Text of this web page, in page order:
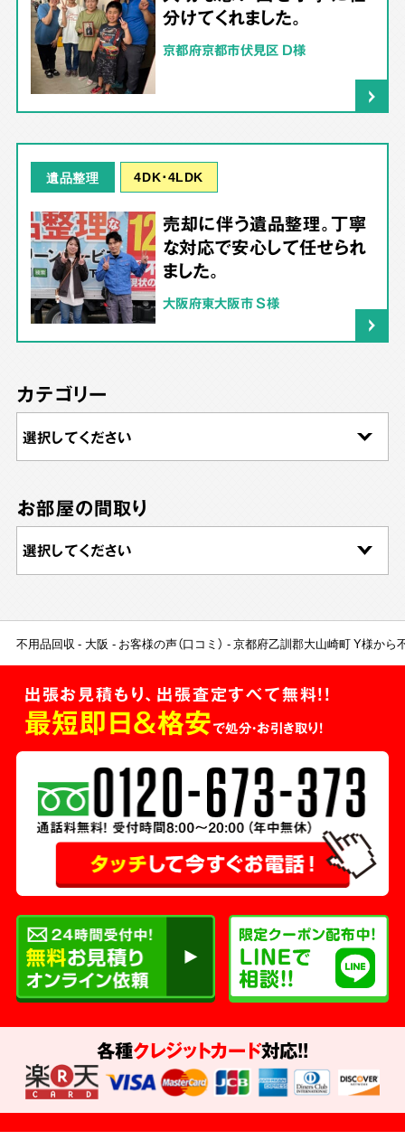
分けてくれました。
京都府京都市伏見区 D様
遺品整理 4DK･4LDK
売却に伴う遺品整理。丁寧
な対応で安心して任せられ
ました。
大阪府東大阪市 S様
カテゴリー
お部屋の間取り
不用品回収 大阪 お客様の声（口コミ） 京都府乙訓郡大山崎町 Y様から
出張お見積もり、出張査定すべて無料!!
最短即日＆格安で処分・お引き取り！
各種クレジットカード対応!!